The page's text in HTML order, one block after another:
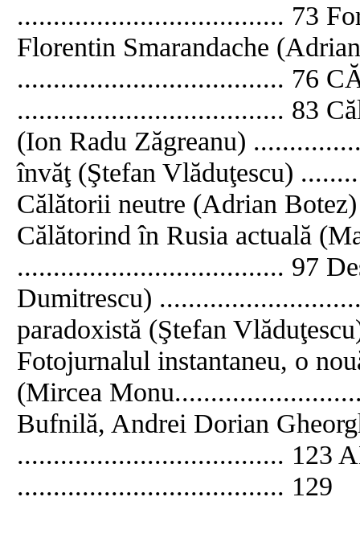
..................................... 73
Florentin Smarandache
..................................... 76
..................................... 83
(Ion Radu Zăgreanu)
învăţ (Ştefan Vlăduţescu)
Călătorii neutre (Adrian
Călătorind în Rusia actuală
..................................... 97
Dumitrescu)
paradoxistă (Ştefan
Fotojurnalul instantaneu, o
(Mircea
Bufnilă, Andrei Dorian
..................................... 123
..................................... 129